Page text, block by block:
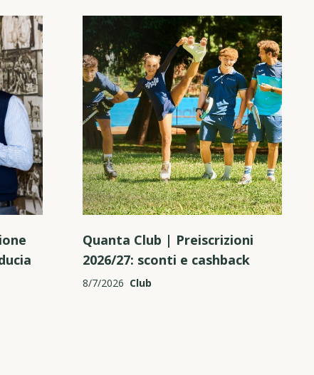
Quanta Club | Preiscrizioni
2026/27: sconti e cashback
8/7/2026 Club